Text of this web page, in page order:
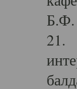
Б.Ф.
21.